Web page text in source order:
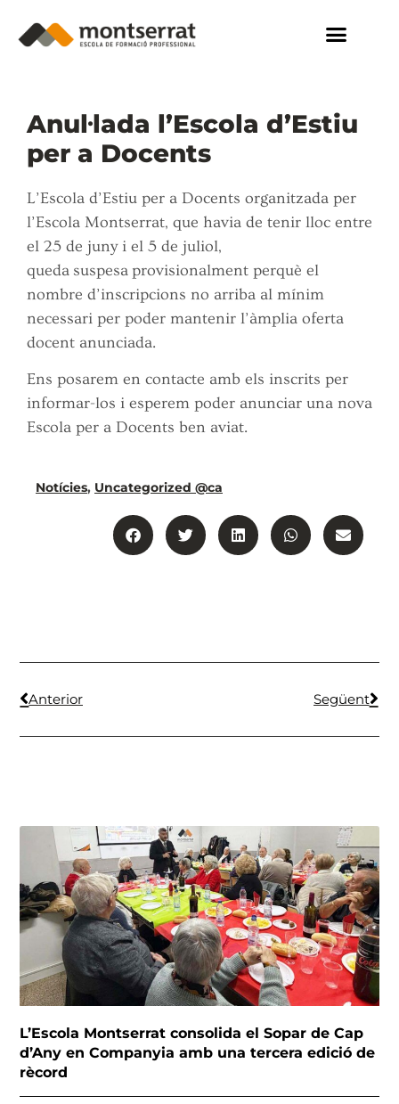
Anul·lada l’Escola d’Estiu
per a Docents
L’Escola d’Estiu per a Docents organitzada per
l’Escola Montserrat, que havia de tenir lloc entre
el 25 de juny i el 5 de juliol,
queda suspesa provisionalment perquè el
nombre d’inscripcions no arriba al mínim
necessari per poder mantenir l’àmplia oferta
docent anunciada.
Ens posarem en contacte amb els inscrits per
informar-los i esperem poder anunciar una nova
Escola per a Docents ben aviat.
Notícies, Uncategorized @ca
Anterior Següent
L’Escola Montserrat consolida el Sopar de Cap
d’Any en Companyia amb una tercera edició de
rècord